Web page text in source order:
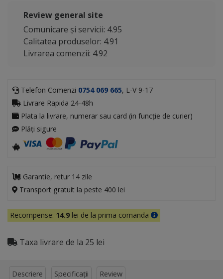
Review general site
Comunicare și servicii: 4.95
Calitatea produselor: 4.91
Livrarea comenzii: 4.92
Telefon Comenzi 0754 069 665, L-V 9-17
Livrare Rapida 24-48h
Plata la livrare, numerar sau card (in funcție de curier)
Plăți sigure
Garantie, retur 14 zile
Transport gratuit la peste 400 lei
Recompense: 14.9 lei de la prima comanda
Taxa livrare de la 25 lei
Descriere Specificații Review